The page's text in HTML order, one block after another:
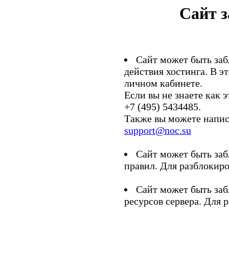
Сайт
Сайт может быть
действия хостинга. В
личном кабинете.
Если вы не знаете как
+7 (495) 5434485.
Также вы можете
support@noc.su
Сайт может быть
правил. Для
Сайт может быть
ресурсов сервера. Для